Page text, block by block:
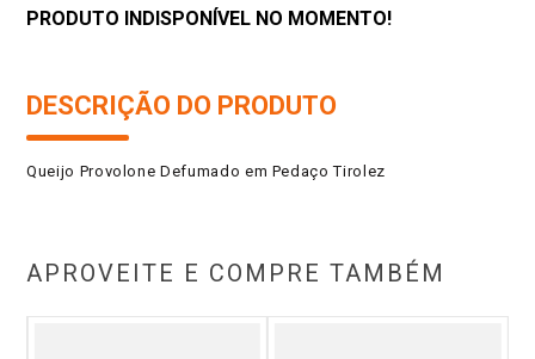
PRODUTO INDISPONÍVEL NO MOMENTO!
DESCRIÇÃO DO PRODUTO
Queijo Provolone Defumado em Pedaço Tirolez
APROVEITE E COMPRE TAMBÉM